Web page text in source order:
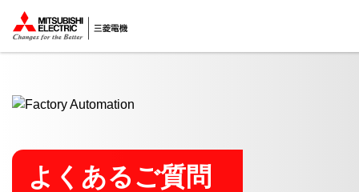
ここから本文
よくあるご質問